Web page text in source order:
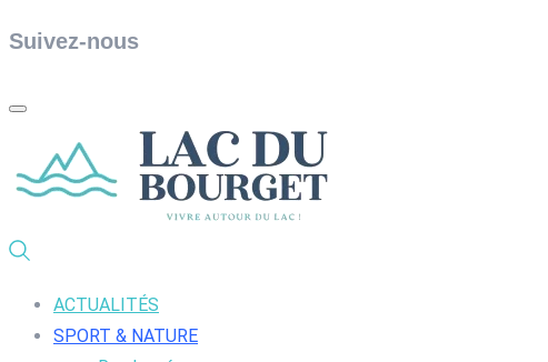
Suivez-nous
ACTUALITÉS
SPORT & NATURE